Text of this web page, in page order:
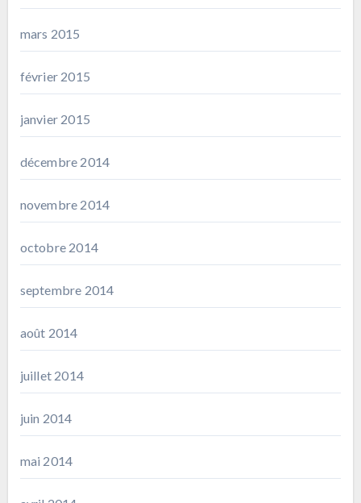
mars 2015
février 2015
janvier 2015
décembre 2014
novembre 2014
octobre 2014
septembre 2014
août 2014
juillet 2014
juin 2014
mai 2014